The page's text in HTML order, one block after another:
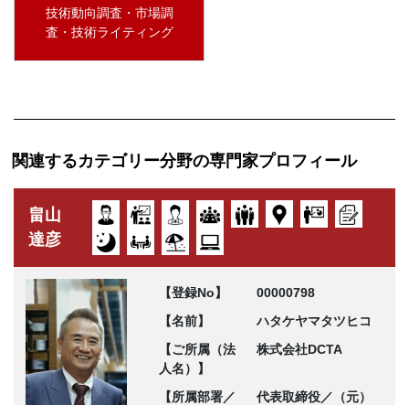
技術動向調査・市場調
査・技術ライティング
関連するカテゴリー分野の専門家プロフィール
畠山
達彦
【登録No】
00000798
【名前】
ハタケヤマタツヒコ
【ご所属（法
人名）】
株式会社DCTA
【所属部署／
代表取締役／（元）